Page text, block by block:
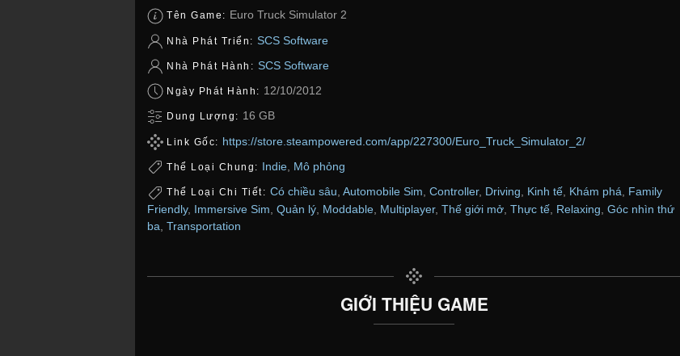
Tên Game: Euro Truck Simulator 2
Nhà Phát Triển: SCS Software
Nhà Phát Hành: SCS Software
Ngày Phát Hành: 12/10/2012
Dung Lượng: 16 GB
Link Gốc: https://store.steampowered.com/app/227300/Euro_Truck_Simulator_2/
Thể Loại Chung: Indie Mô phỏng
Thể Loại Chi Tiết: Có chiều sâu, Automobile Sim, Controller, Driving, Kinh tế, Khám phá, Family
Friendly, Immersive Sim Quản lý Moddable Multiplayer, Thế giới mở Thực tế Relaxing Góc nhìn thứ
ba Transportation
GIỚI THIỆU GAME